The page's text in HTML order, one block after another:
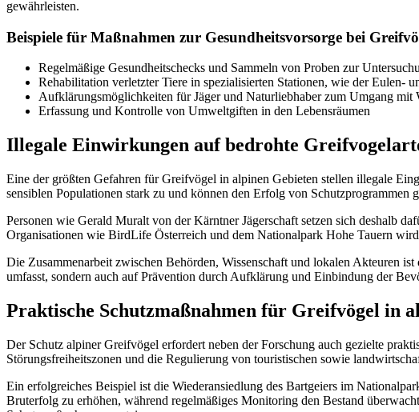
gewährleisten.
Beispiele für Maßnahmen zur Gesundheitsvorsorge bei
Regelmäßige Gesundheitschecks und Sammeln von Proben zur
Rehabilitation verletzter Tiere in spezialisierten Stationen, wie der Eulen-
Aufklärungsmöglichkeiten für Jäger und Naturliebhaber zum Umgang mit
Erfassung und Kontrolle von Umweltgiften in den Lebensräumen
Illegale Einwirkungen auf bedrohte
Eine der größten Gefahren für Greifvögel in alpinen Gebieten stellen illegale
sensiblen Populationen stark zu und können den Erfolg von Schutzprogrammen
Personen wie Gerald Muralt von der Kärntner Jägerschaft setzen sich deshalb
Organisationen wie BirdLife Österreich und dem Nationalpark Hohe Tauern
Die Zusammenarbeit zwischen Behörden, Wissenschaft und lokalen Akteuren
umfasst, sondern auch auf Prävention durch Aufklärung und Einbindung der
Praktische Schutzmaßnahmen für Greifvögel in
Der Schutz alpiner Greifvögel erfordert neben der Forschung auch gezielte
Störungsfreiheitszonen und die Regulierung von touristischen sowie
Ein erfolgreiches Beispiel ist die Wiederansiedlung des Bartgeiers im
Bruterfolg zu erhöhen, während regelmäßiges Monitoring den Bestand